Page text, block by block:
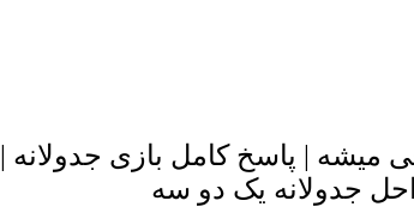
| پاسخ کامل بازی جدولانه |
جدولانه یک دو سه